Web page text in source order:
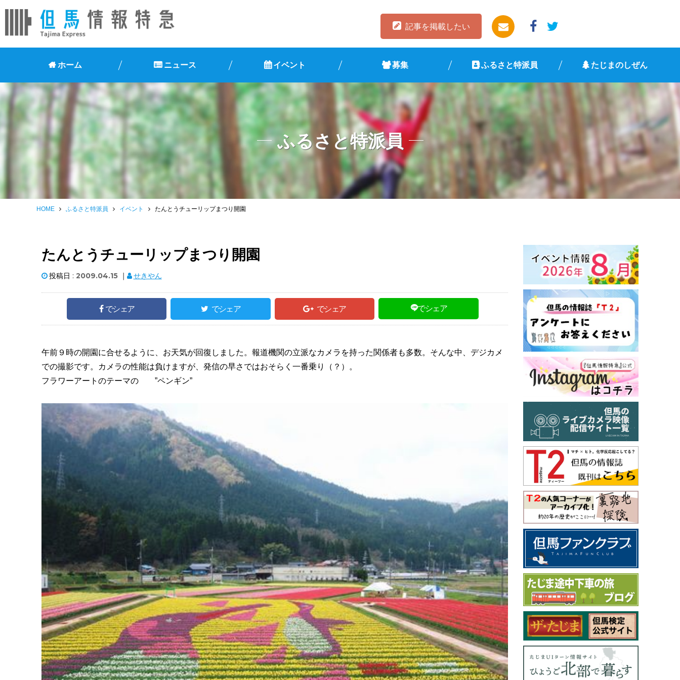
記事を掲載したい
ホーム ニュース イベント 募集 ふるさと特派員 たじまのしぜん
ふるさと特派員
HOME ふるさと特派員 イベント たんとうチューリップまつり開園
たんとうチューリップまつり開園
投稿日 : 2009.04.15｜ せきやん
でシェア でシェア でシェア でシェア
午前９時の開園に合せるように、お天気が回復しました。報道機関の立派なカメラを持った関係者も多数。そんな中、デジカメ
での撮影です。カメラの性能は負けますが、発信の早さではおそらく一番乗り（？）。
フラワーアートのテーマの ”ペンギン”